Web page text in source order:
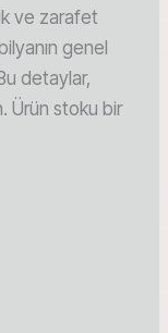
ve zarafet
genel
detaylar,
Ürün stoku bir